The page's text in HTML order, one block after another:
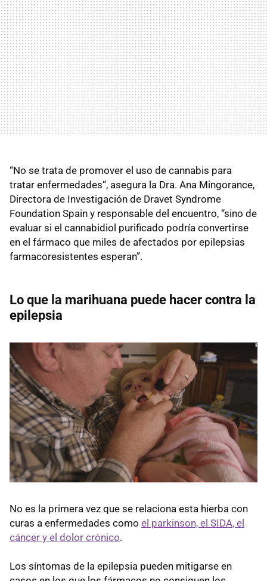
“No se trata de promover el uso de cannabis para
tratar enfermedades“, asegura la Dra. Ana Mingorance,
Directora de Investigación de Dravet Syndrome
Foundation Spain y responsable del encuentro, “sino de
evaluar si el cannabidiol purificado podría convertirse
en el fármaco que miles de afectados por epilepsias
farmacoresistentes esperan”.
Lo que la marihuana puede hacer contra la
epilepsia
No es la primera vez que se relaciona esta hierba con
curas a enfermedades como el parkinson, el SIDA, el
cáncer y el dolor crónico.
Los síntomas de la epilepsia pueden mitigarse en